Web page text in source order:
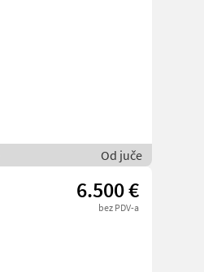
Od juče
6.500 €
bez PDV-a